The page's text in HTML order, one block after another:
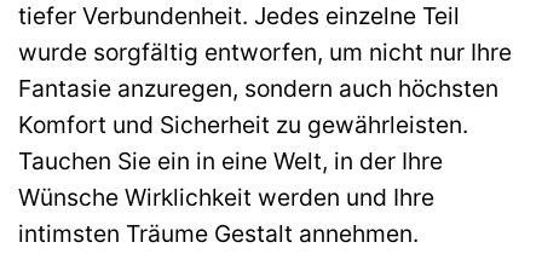
tiefer Verbundenheit. Jedes einzelne Teil
wurde sorgfältig entworfen, um nicht nur Ihre
Fantasie anzuregen, sondern auch höchsten
Komfort und Sicherheit zu gewährleisten.
Tauchen Sie ein in eine Welt, in der Ihre
Wünsche Wirklichkeit werden und Ihre
intimsten Träume Gestalt annehmen.